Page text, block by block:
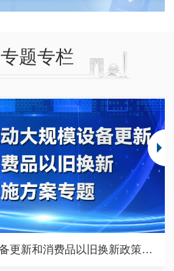
专题专栏
苏州市大规模设备更新和消费品以旧换新政策专题